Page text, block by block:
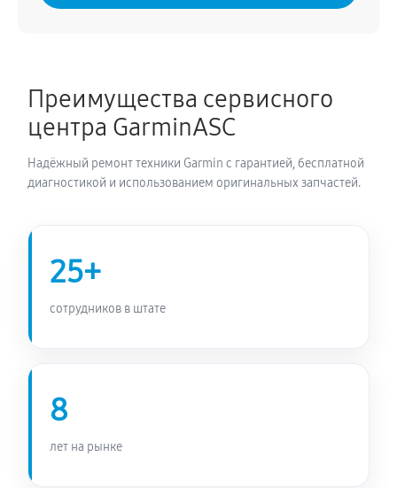
Преимущества сервисного
центра GarminASC
Надёжный ремонт техники Garmin с гарантией, бесплатной
диагностикой и использованием оригинальных запчастей.
25+
сотрудников в штате
8
лет на рынке